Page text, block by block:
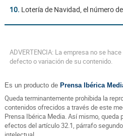
10. Lotería de Navidad, el número
ADVERTENCIA: La empresa no se
defecto o variación de su contenido.
Es un producto de Prensa Ibérica
Queda terminantemente prohibida la
contenidos ofrecidos a través de este
Prensa Ibérica Media. Así mismo, queda
efectos del artículo 32.1, párrafo